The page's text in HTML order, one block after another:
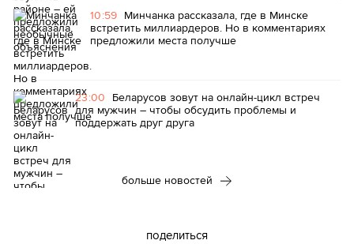
10:59 Минчанка рассказала, где в Минске
встретить миллиардеров. Но в комментариях
предложили места получше
23:00 Беларусов зовут на онлайн-цикл встреч
для мужчин – чтобы обсудить проблемы и
поддержать друг друга
больше новостей
поделиться